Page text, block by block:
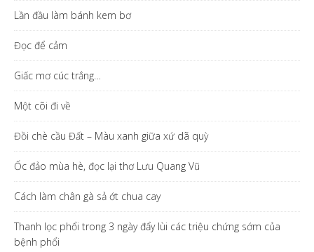
Lần đầu làm bánh kem bơ
Đọc để cảm
Giấc mơ cúc trắng…
Một cõi đi về
Đồi chè cầu Đất – Màu xanh giữa xứ dã quỳ
Ốc đảo mùa hè, đọc lại thơ Lưu Quang Vũ
Cách làm chân gà sả ớt chua cay
Thanh lọc phổi trong 3 ngày đẩy lùi các triệu chứng sớm của
bệnh phổi